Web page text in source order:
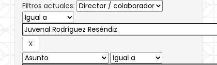
Filtros actuales: